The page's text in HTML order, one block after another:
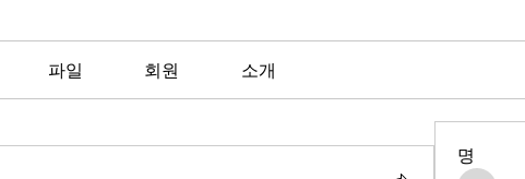
파일 회원 소개
명